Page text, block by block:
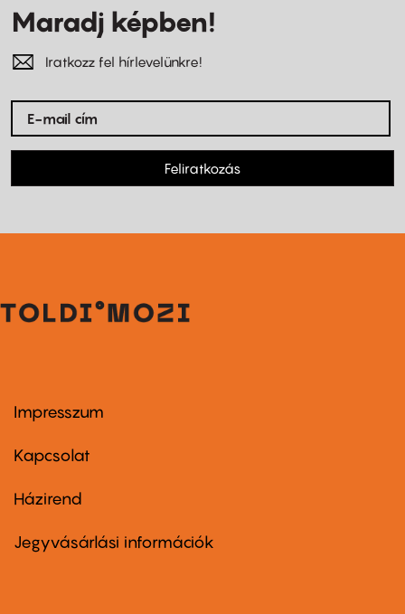
Maradj képben!
Iratkozz fel hírlevelünkre!
Feliratkozás
Footer
first
Impresszum
Kapcsolat
Footer
second
Házirend
Jegyvásárlási információk